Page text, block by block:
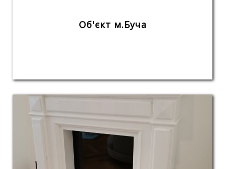
Об'єкт м.Буча